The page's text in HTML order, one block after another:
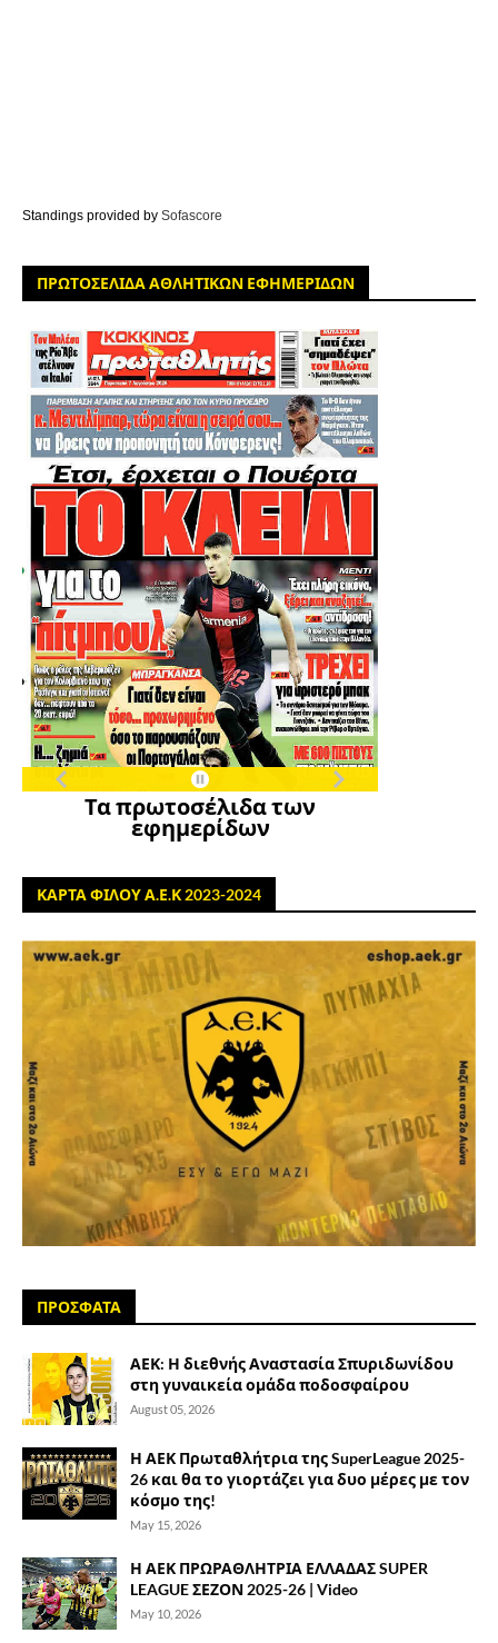
Standings provided by Sofascore
ΠΡΩΤΟΣΕΛΙΔΑ ΑΘΛΗΤΙΚΩΝ ΕΦΗΜΕΡΙΔΩΝ
Τα πρωτοσέλιδα των
εφημερίδων
ΚΑΡΤΑ ΦΙΛΟΥ Α.Ε.Κ 2023-2024
ΠΡΟΣΦΑΤΑ
ΑΕΚ: Η διεθνής Αναστασία Σπυριδωνίδου
στη γυναικεία ομάδα ποδοσφαίρου
August 05, 2026
Η ΑΕΚ Πρωταθλήτρια της SuperLeague 2025-
26 και θα το γιορτάζει για δυο μέρες με τον
κόσμο της!
May 15, 2026
Η ΑΕΚ ΠΡΩΡΑΘΛΗΤΡΙΑ ΕΛΛΑΔΑΣ SUPER
LEAGUE ΣΕΖΟΝ 2025-26 | Video
May 10, 2026